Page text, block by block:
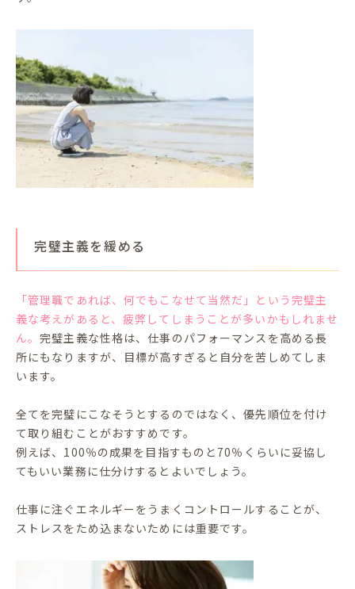
完璧主義を緩める
「管理職であれば、何でもこなせて当然だ」という完璧主
義な考えがあると、疲弊してしまうことが多いかもしれませ
ん。完璧主義な性格は、仕事のパフォーマンスを高める長
所にもなりますが、目標が高すぎると自分を苦しめてしま
います。
全てを完璧にこなそうとするのではなく、優先順位を付け
て取り組むことがおすすめです。
例えば、100％の成果を目指すものと70％くらいに妥協し
てもいい業務に仕分けするとよいでしょう。
仕事に注ぐエネルギーをうまくコントロールすることが、
ストレスをため込まないためには重要です。